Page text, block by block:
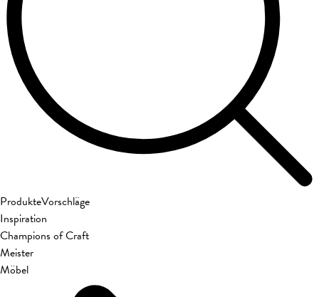
ProdukteVorschläge
Inspiration
Champions of Craft
Meister
Möbel